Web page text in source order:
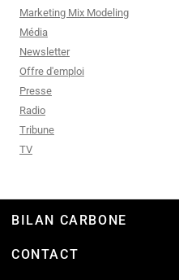
Marketing Mix Modeling
Média
Newsletter
Offre d'emploi
Presse
Radio
Tribune
TV
BILAN CARBONE
CONTACT